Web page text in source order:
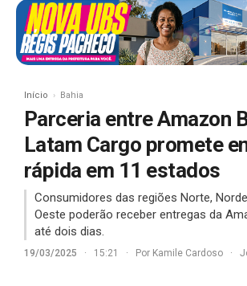
Início Bahia
Parceria entre Amazon
Latam Cargo promete
rápida em 11 estados
Consumidores das regiões Norte,
Oeste poderão receber entregas da
até dois dias.
19/03/2025 · 15:21 · Por Kamile Cardoso ·